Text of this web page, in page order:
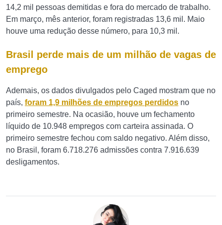
14,2 mil pessoas demitidas e fora do mercado de trabalho.
Em março, mês anterior, foram registradas 13,6 mil. Maio
houve uma redução desse número, para 10,3 mil.
Brasil perde mais de um milhão de vagas de
emprego
Ademais, os dados divulgados pelo Caged mostram que no
país, foram 1,9 milhões de empregos perdidos no
primeiro semestre. Na ocasião, houve um fechamento
líquido de 10.948 empregos com carteira assinada. O
primeiro semestre fechou com saldo negativo. Além disso,
no Brasil, foram 6.718.276 admissões contra 7.916.639
desligamentos.